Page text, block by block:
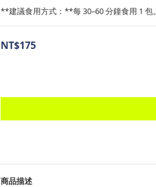
**建議食用方式：**每 30–60 分鐘食用 1 包。
NT$175
商品描述